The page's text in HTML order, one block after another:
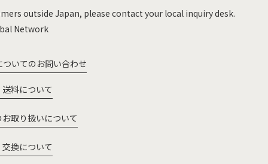
outside Japan, please contact your local inquiry desk.
Network
ついてのお問い合わせ
料について
お取り扱いについて
換について